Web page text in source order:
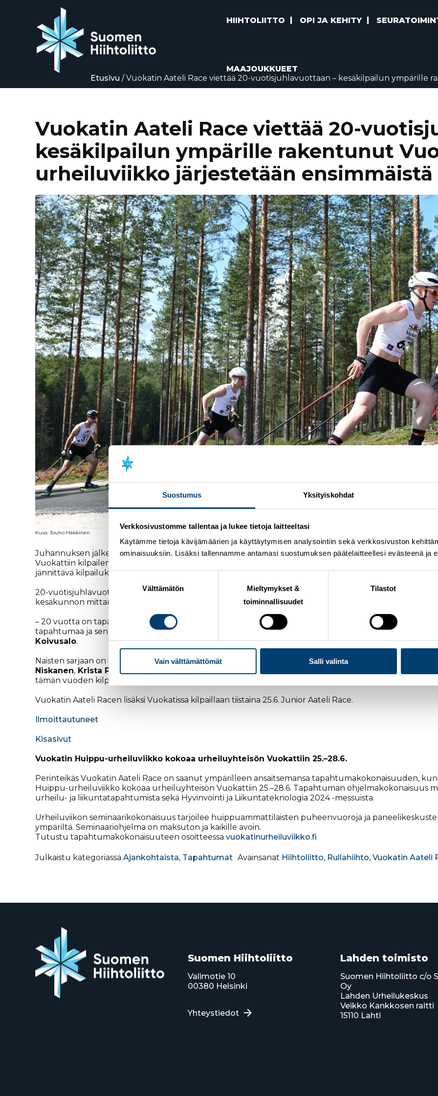
Suostumus Yksityiskohdat
Verkkosivustomme tallentaa ja lukee tietoja laitteeltasi
Käytämme tietoja kävijämäärien ja käyttäytymisen analysointiin sekä verkkosivuston
ominaisuuksiin. Lisäksi tallennamme antamasi suostumuksen päätelaitteellesi evästeenä ja
Suostumuksen
valinta
Välttämätön
Mieltymykset &
toiminnallisuudet
Tilastot
Vain välttämättömät Salli valinta
HIIHTOLIITTO OPI JA KEHITY
MAAJOUKKUEET
Etusivu /Vuokatin Aateli Race viettää 20-vuotisjuhlavuottaan – kesäkilpailun
ensimmäistä kertaa
Vuokatin Aateli Race viettää 20-
kesäkilpailun ympärille rakentunut
urheiluviikko järjestetään ensimmäistä
Kuva: Touho Häkkinen
Juhannuksen jälkeisellä viikolla 25.–26.6. järjestettävä, jo perinteeksi muodostunut Vuokatin Aateli
Vuokattiin kilpailemaan rullahiihdossa ja maastojuoksussa. Kesäkilpailun osanottajalista on jälleen
jännittävä kilpailukokonaisuus.
20-vuotisjuhlavuottaan viettävä kilpailukokonaisuus vetää mukaansa vuosittain Suomen hiihdon
kesäkunnon mittari.
– 20 vuotta on tapahtumalle kuin tapahtumalle kunnioitettava matka. Kova osallistujalista lämmittää
tapahtumaa ja sen järjestämistä. Iso kiitos kaikille vuosien saatossa mukana olleille yhteistyötahoille ja
Koivusalo.
Naisten sarjaan on ilmoittautunut 51 urheilijaa, miesten listoilla on 91 nimeä. Ilmoittautuneiden
Niskanen, Krista Pärmäkoski Iivo Niskanen Niko Anttola
tämän vuoden kilpailuun puolustamaan viime vuoden voittojaan. Niskanen hakee Aateli Racesta
Vuokatin Aateli Racen lisäksi Vuokatissa kilpaillaan tiistaina 25.6. Junior Aateli Race.
Ilmoittautuneet
Kisasivut
Vuokatin Huippu-urheiluviikko kokoaa urheiluyhteisön Vuokattiin 25.–28.6.
Perinteikäs Vuokatin Aateli Race on saanut ympärilleen ansaitsemansa tapahtumakokonaisuuden,
Huippu-urheiluviikko kokoaa urheiluyhteisön Vuokattiin 25.–28.6. Tapahtuman ohjelmakokonaisuus
urheilu- ja liikuntatapahtumista sekä Hyvinvointi ja Liikuntateknologia 2024 -messuista.
Urheiluviikon seminaarikokonaisuus tarjoilee huippuammattilaisten puheenvuoroja ja
ympäriltä. Seminaariohjelma on maksuton ja kaikille avoin.
Tutustu tapahtumakokonaisuuteen osoitteessa vuokatinurheiluviikko.fi
Julkaistu kategoriassa Ajankohtaista, Tapahtumat Avainsanat Hiihtoliitto, Rullahiihto, Vuokatin Aateli
Suomen Hiihtoliitto
Valimotie 10
00380 Helsinki
Yhteystiedot
Lahden toimisto
Suomen Hiihtoliitto c/o
Oy
Lahden Urheilukeskus
Veikko Kankkosen raitti
15110 Lahti